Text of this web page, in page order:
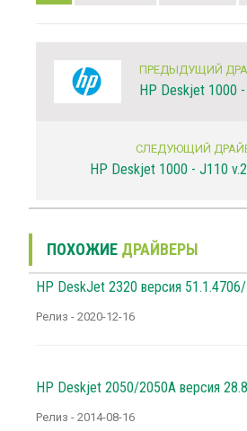
ПРЕДЫДУЩИЙ
HP Deskjet 1000
СЛЕДУЮЩИЙ
HP Deskjet 1000 - J110
ПОХОЖИЕ ДРАЙВЕРЫ
HP DeskJet 2320 версия
Релиз - 2020-12-16
HP Deskjet 2050/2050A версия
Релиз - 2014-08-16